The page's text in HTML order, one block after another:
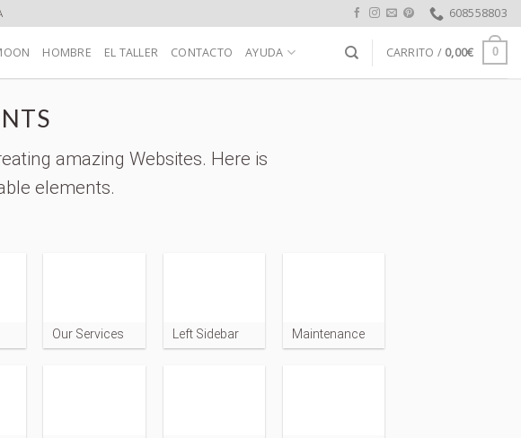
608558803
HOMBRE EL TALLER CONTACTO AYUDA CARRITO / 0,00€ 0
amazing Websites. Here is
elements.
Our Services Left Sidebar Maintenance